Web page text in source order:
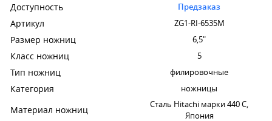
Доступность Предзаказ
Артикул ZG1-RI-6535M
Размер ножниц 6,5"
Класс ножниц 5
Тип ножниц филировочные
Категория ножницы
Материал ножниц
Сталь Hitachi марки 440 C,
Япония